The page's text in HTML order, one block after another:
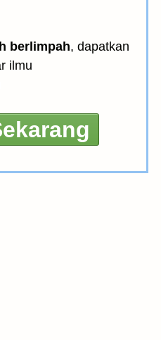
berlimpah, dapatkan
ilmu